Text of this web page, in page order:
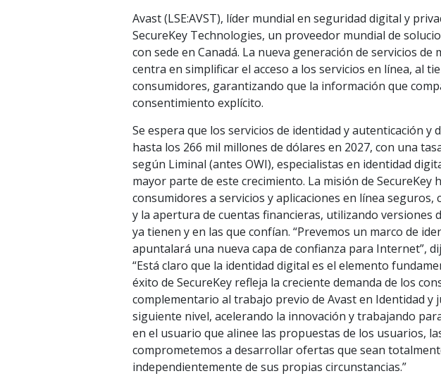
Avast (LSE:AVST), líder mundial en seguridad digital y
SecureKey Technologies, un proveedor mundial de
con sede en Canadá. La nueva generación de servicios de
centra en simplificar el acceso a los servicios en línea, al
consumidores, garantizando que la información que
consentimiento explícito.
Se espera que los servicios de identidad y autenticación
hasta los 266 mil millones de dólares en 2027, con una
según Liminal (antes OWI), especialistas en identidad
mayor parte de este crecimiento. La misión de SecureKey
consumidores a servicios y aplicaciones en línea
y la apertura de cuentas financieras, utilizando versiones
ya tienen y en las que confían. “Prevemos un marco de
apuntalará una nueva capa de confianza para Internet”,
“Está claro que la identidad digital es el elemento
éxito de SecureKey refleja la creciente demanda de los
complementario al trabajo previo de Avast en Identidad
siguiente nivel, acelerando la innovación y trabajando
en el usuario que alinee las propuestas de los usuarios,
comprometemos a desarrollar ofertas que sean
independientemente de sus propias circunstancias.”